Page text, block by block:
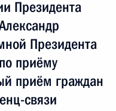
Президента
Президента
приёму
приём граждан
связи